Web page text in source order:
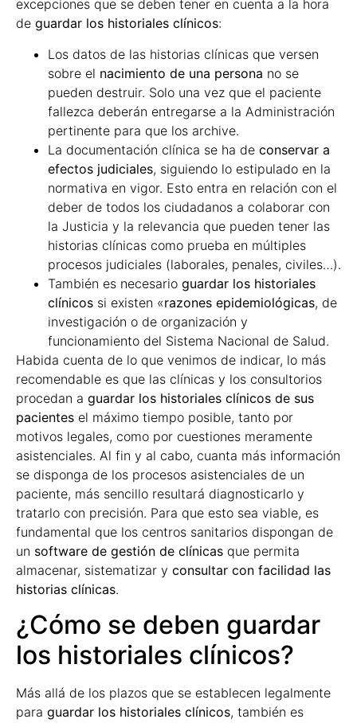
excepciones que se deben tener en cuenta a la hora
de guardar los historiales clínicos:
Los datos de las historias clínicas que versen
sobre el nacimiento de una persona no se
pueden destruir. Solo una vez que el paciente
fallezca deberán entregarse a la Administración
pertinente para que los archive.
La documentación clínica se ha de conservar a
efectos judiciales, siguiendo lo estipulado en la
normativa en vigor. Esto entra en relación con el
deber de todos los ciudadanos a colaborar con
la Justicia y la relevancia que pueden tener las
historias clínicas como prueba en múltiples
procesos judiciales (laborales, penales, civiles…).
También es necesario guardar los historiales
clínicos si existen «razones epidemiológicas, de
investigación o de organización y
funcionamiento del Sistema Nacional de Salud.
Habida cuenta de lo que venimos de indicar, lo más
recomendable es que las clínicas y los consultorios
procedan a guardar los historiales clínicos de sus
pacientes el máximo tiempo posible, tanto por
motivos legales, como por cuestiones meramente
asistenciales. Al fin y al cabo, cuanta más información
se disponga de los procesos asistenciales de un
paciente, más sencillo resultará diagnosticarlo y
tratarlo con precisión. Para que esto sea viable, es
fundamental que los centros sanitarios dispongan de
un software de gestión de clínicas que permita
almacenar, sistematizar y consultar con facilidad las
historias clínicas.
¿Cómo se deben guardar
los historiales clínicos?
Más allá de los plazos que se establecen legalmente
para guardar los historiales clínicos, también es